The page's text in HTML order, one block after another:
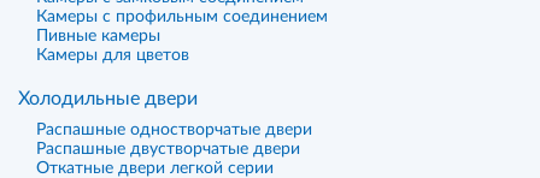
Камеры с профильным соединением
Пивные камеры
Камеры для цветов
Холодильные двери
Распашные одностворчатые двери
Распашные двустворчатые двери
Откатные двери легкой серии